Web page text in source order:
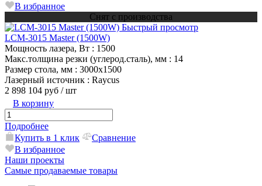
В избранное
Снят с производства
Быстрый просмотр
LCM-3015 Master (1500W)
Мощность лазера, Вт : 1500
Макс.толщина резки (углерод.сталь), мм : 14
Размер стола, мм : 3000х1500
Лазерный источник : Raycus
2 898 104 руб / шт
В корзину
Подробнее
Купить в 1 клик
Сравнение
В избранное
Наши проекты
Самые продаваемые товары